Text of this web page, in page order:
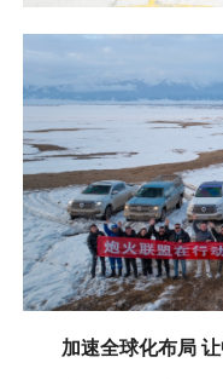
加速全球化布局